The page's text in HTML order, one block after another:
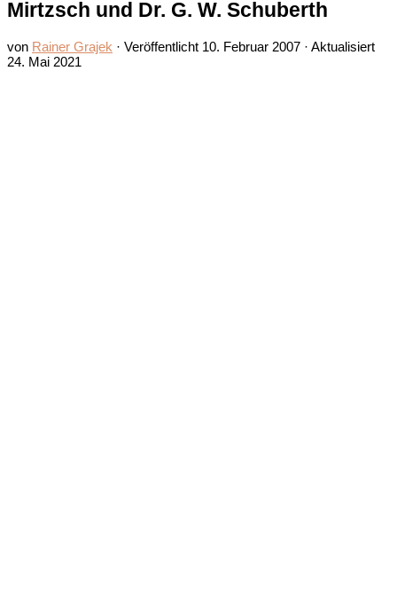
Mirtzsch und Dr. G. W. Schuberth
von Rainer Grajek · Veröffentlicht 10. Februar 2007 · Aktualisiert
24. Mai 2021